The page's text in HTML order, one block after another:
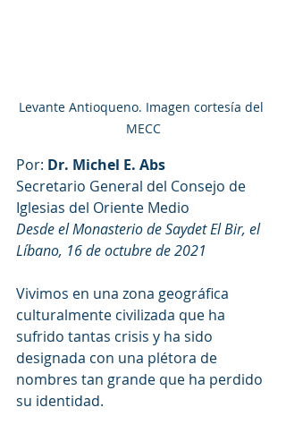
Levante Antioqueno. Imagen cortesía del
MECC
Por: Dr. Michel E. Abs
Secretario General del Consejo de
Iglesias del Oriente Medio
Desde el Monasterio de Saydet El Bir, el
Líbano, 16 de octubre de 2021
Vivimos en una zona geográfica
culturalmente civilizada que ha
sufrido tantas crisis y ha sido
designada con una plétora de
nombres tan grande que ha perdido
su identidad.